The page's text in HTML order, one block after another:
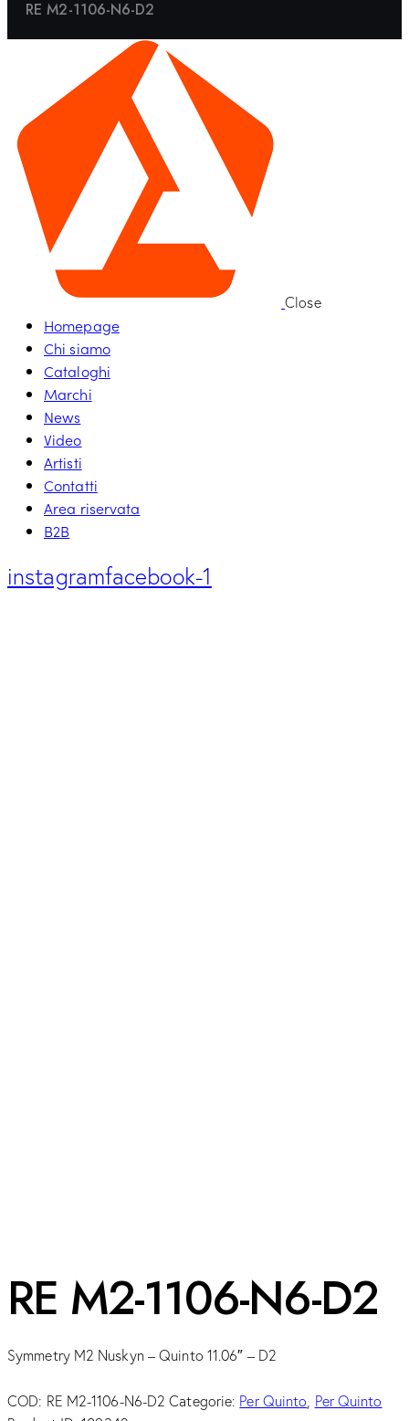
RE M2-1106-N6-D2
Close
Homepage
Chi siamo
Cataloghi
Marchi
News
Video
Artisti
Contatti
Area riservata
B2B
instagramfacebook-1
RE M2-1106-N6-D2
Symmetry M2 Nuskyn – Quinto 11.06″ – D2
COD: RE M2-1106-N6-D2 Categorie: Per Quinto, Per Quinto